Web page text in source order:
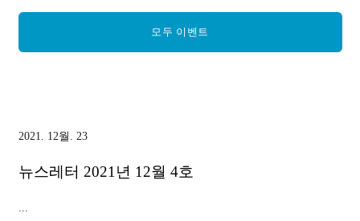
모두 이벤트
2021. 12월. 23
뉴스레터 2021년 12월 4호
...